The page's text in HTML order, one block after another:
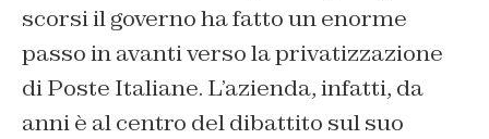
scorsi il governo ha fatto un enorme
passo in avanti verso la privatizzazione
di Poste Italiane. L’azienda, infatti, da
anni è al centro del dibattito sul suo